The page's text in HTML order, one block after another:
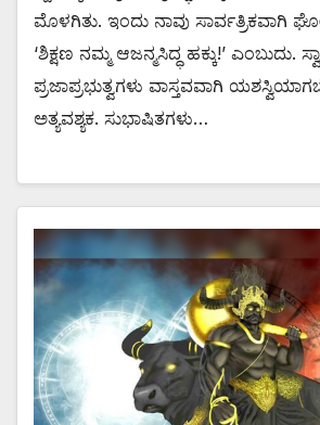
ಮೊಳಗಿತು. ಇಂದು ನಾವು ಸಾರ್ವತ್ರಿಕವಾಗಿ
‘ಶಿಕ್ಷಣ ನಮ್ಮ ಆಜನ್ಮಸಿದ್ಧ ಹಕ್ಕು!’ ಎಂಬುದು.
ಪ್ರಜಾಪ್ರಭುತ್ವಗಳು ವಾಸ್ತವವಾಗಿ
ಅತ್ಯವಶ್ಯಕ. ಸುಭಾಷಿತಗಳು…